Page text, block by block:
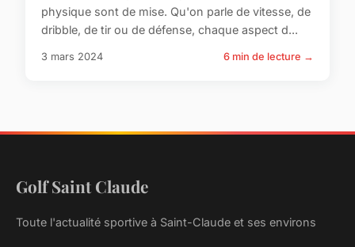
physique sont de mise. Qu'on parle de vitesse, de
dribble, de tir ou de défense, chaque aspect d...
3 mars 2024 6 min de lecture →
Golf Saint Claude
Toute l'actualité sportive à Saint-Claude et ses environs